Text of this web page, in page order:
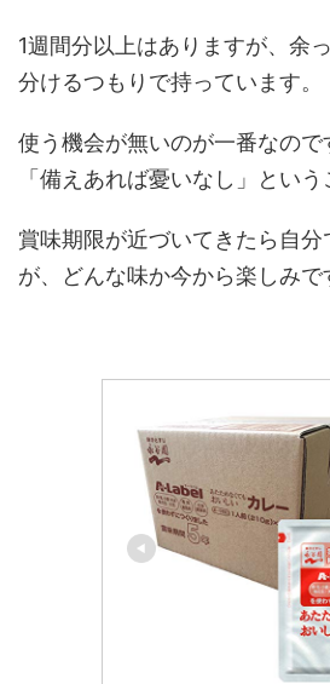
1週間分以上はありますが、余
分けるつもりで持っています。
使う機会が無いのが一番なので
「備えあれば憂いなし」という
賞味期限が近づいてきたら自
が、どんな味か今から楽しみ